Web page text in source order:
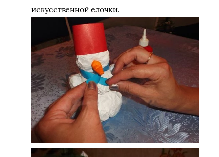
искусственной елочки.